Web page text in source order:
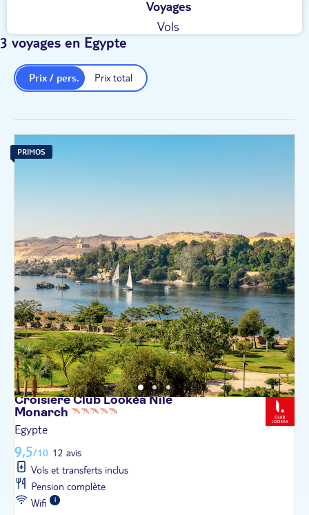
Voyages
Vols
3 voyages en Egypte
Prix total
Prix / pers.
PRIMOS
Croisière Club Lookéa Nile
Monarch
Egypte
9,5/10 12 avis
Vols et transferts inclus
Pension complète
Wifi